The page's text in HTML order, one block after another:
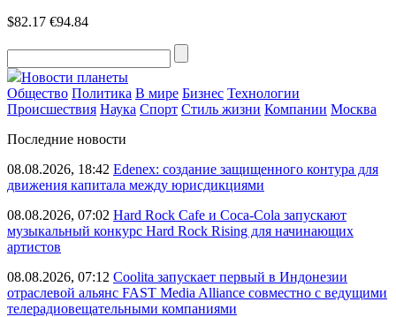
$82.17 €94.84
Новости планеты
Общество Политика В мире Бизнес Технологии
Происшествия Наука Спорт Стиль жизни Компании Москва
Последние новости
08.08.2026, 18:42 Edenex: создание защищенного контура для
движения капитала между юрисдикциями
08.08.2026, 07:02 Hard Rock Cafe и Coca-Cola запускают
музыкальный конкурс Hard Rock Rising для начинающих
артистов
08.08.2026, 07:12 Coolita запускает первый в Индонезии
отраслевой альянс FAST Media Alliance совместно с ведущими
телерадиовещательными компаниями